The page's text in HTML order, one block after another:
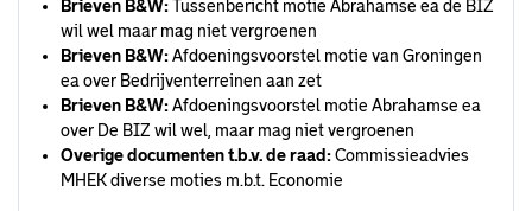
Brieven B&W:Tussenbericht motie Abrahamse ea de BIZ
wil wel maar mag niet vergroenen
Brieven B&W:Afdoeningsvoorstel motie van Groningen
ea over Bedrijventerreinen aan zet
Brieven B&W:Afdoeningsvoorstel motie Abrahamse ea
over De BIZ wil wel, maar mag niet vergroenen
Overige documenten t.b.v. de raad:Commissieadvies
MHEK diverse moties m.b.t. Economie